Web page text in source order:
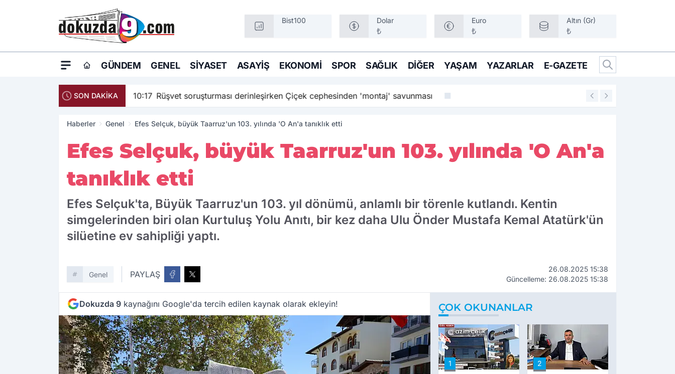
Bist100 Dolar
₺
Euro
₺
Altın (Gr)
₺
GÜNDEM GENEL SIYASET ASAYIŞ EKONOMI SPOR SAĞLIK DIĞER YAŞAM YAZARLAR E-GAZETE
SON DAKİKA 10:17 Rüşvet soruşturması derinleşirken Çiçek cephesinden 'montaj' savunması 10:05
Haberler Genel Efes Selçuk, büyük Taarruz'un 103. yılında 'O An'a tanıklık etti
Efes Selçuk, büyük Taarruz'un 103. yılında 'O An'a
tanıklık etti
Efes Selçuk'ta, Büyük Taarruz'un 103. yıl dönümü, anlamlı bir törenle kutlandı. Kentin
simgelerinden biri olan Kurtuluş Yolu Anıtı, bir kez daha Ulu Önder Mustafa Kemal Atatürk'ün
silüetine ev sahipliği yaptı.
Genel PAYLAŞ
26.08.2025 15:38
Güncelleme: 26.08.2025 15:38
Dokuzda 9 kaynağını Google'da tercih edilen kaynak olarak ekleyin! ÇOK OKUNANLAR
1 2